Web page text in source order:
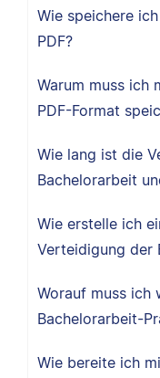
Wie speichere
PDF?
Warum muss ich
PDF-Format
Wie lang ist die
Bachelorarbeit
Wie erstelle ich
Verteidigung der
Worauf muss ich
Bachelorarbeit-
Wie bereite ich